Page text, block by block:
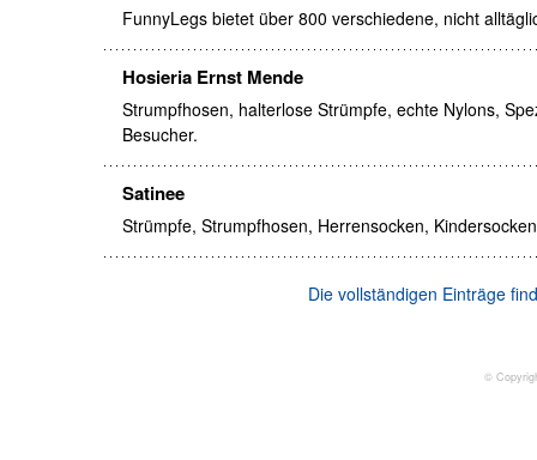
FunnyLegs bietet über 800 verschiedene, nicht
Hosieria Ernst Mende
Strumpfhosen, halterlose Strümpfe, echte Nylons,
Besucher.
Satinee
Strümpfe, Strumpfhosen, Herrensocken,
Die vollständigen Einträge
©